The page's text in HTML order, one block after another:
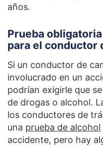
años.
Prueba
para el conductor
Si un conductor de
involucrado en un
podrían exigirle que
de drogas o alcohol.
los conductores de
una prueba de alcohol
accidente, pero hay